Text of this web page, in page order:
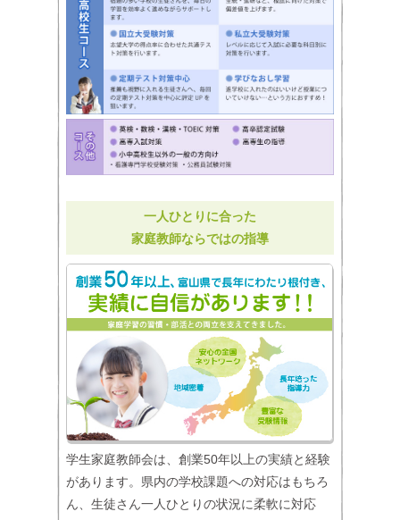
一人ひとりに合った
家庭教師ならではの指導
学生家庭教師会は、創業50年以上の実績と経験
があります。県内の学校課題への対応はもちろ
ん、生徒さん一人ひとりの状況に柔軟に対応